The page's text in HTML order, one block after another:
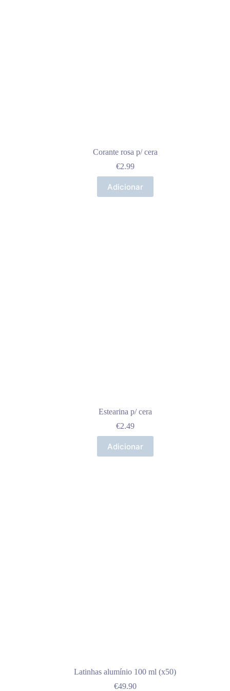
Corante rosa p/ cera
€2.99
Adicionar
Estearina p/ cera
€2.49
Adicionar
Latinhas alumínio 100 ml (x50)
€49.90